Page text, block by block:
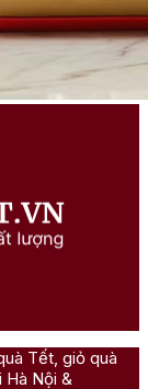
Tết, giỏ quà
Hà Nội &